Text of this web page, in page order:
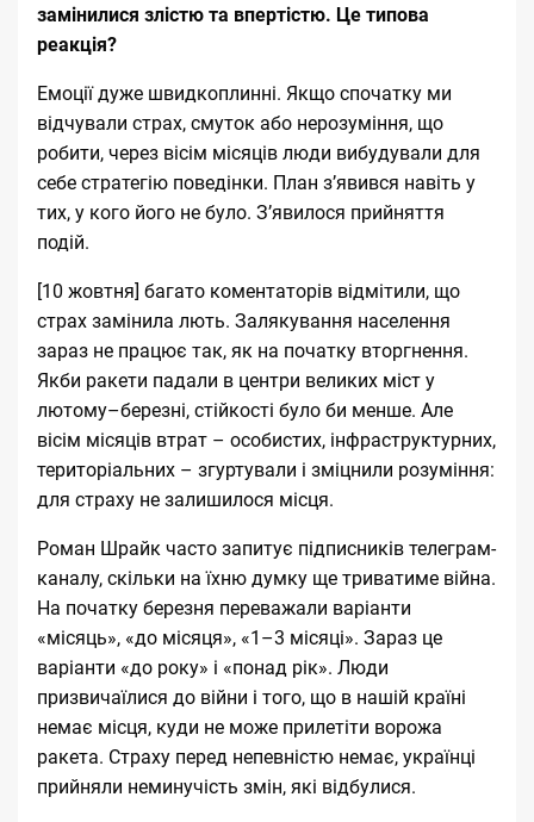
замінилися злістю та впертістю. Це типова
реакція?
Емоції дуже швидкоплинні. Якщо спочатку ми
відчували страх, смуток або нерозуміння, що
робити, через вісім місяців люди вибудували для
себе стратегію поведінки. План з’явився навіть у
тих, у кого його не було. З’явилося прийняття
подій.
[10 жовтня] багато коментаторів відмітили, що
страх замінила лють. Залякування населення
зараз не працює так, як на початку вторгнення.
Якби ракети падали в центри великих міст у
лютому–березні, стійкості було би менше. Але
вісім місяців втрат – особистих, інфраструктурних,
територіальних – згуртували і зміцнили розуміння:
для страху не залишилося місця.
Роман Шрайк часто запитує підписників телеграм-
каналу, скільки на їхню думку ще триватиме війна.
На початку березня переважали варіанти
«місяць», «до місяця», «1–3 місяці». Зараз це
варіанти «до року» і «понад рік». Люди
призвичаїлися до війни і того, що в нашій країні
немає місця, куди не може прилетіти ворожа
ракета. Страху перед непевністю немає, українці
прийняли неминучість змін, які відбулися.